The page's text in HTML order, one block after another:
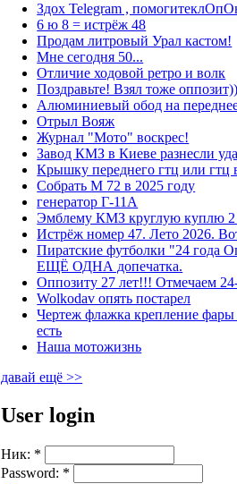
Здох Telegram ,
6 ю 8 = истрёж 48
Продам литровый Урал кастом!
Мне сегодня 50...
Отличие ходовой ретро и волк
Поздравьте! Взял тоже
Алюминиевый обод на
Отрыл Вояж
Журнал "Мото" воскрес!
Завод КМЗ в Киеве разнесли
Крышку переднего гтц или гтц
Собрать М 72 в 2025 году
генератор Г-11А
Эмблему КМЗ круглую куплю
Истрёж номер 47. Лето 2026.
Пиратские футболки "24 года
ЕЩЁ ОДНА допечатка.
Оппозиту 27 лет!!! Отмечаем
Wolkodav опять постарел
Чертеж флажка крепление фары
есть
Наша мотожизнь
давай ещё >>
User login
Ник: *
Password: *